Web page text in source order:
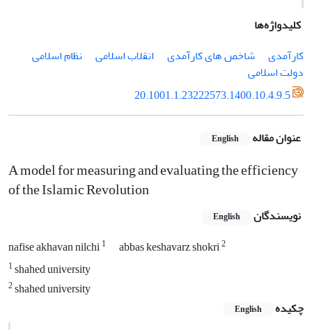
کلیدواژه‌ها
کارآمدی
شاخص های کارآمدی انقلاب اسلامی
نظام اسلامی
دولت اسلامی
20.1001.1.23222573.1400.10.4.9.5
عنوان مقاله English
A model for measuring and evaluating the efficiency
of the Islamic Revolution
نویسندگان English
nafise akhavan nilchi1 abbas keshavarz shokri2
1shahed university
2shahed university
چکیده
English